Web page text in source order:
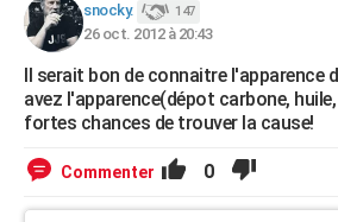
S'inscrire
Se connecter
Lycées
Collèges
Primaires
Universités
Entreprises
Service militaire
Avis de recherche
AVIS DE DÉCÈS
FORUM
Bricolage
Lifestyle
Culture
Sport
Auto
Television
Voyage
Cinema
snocky. 147
26 oct. 2012 à 20:43
Il serait bon de connaitre l'apparence
avez l'apparence(dépot carbone, huile,
fortes chances de trouver la cause!
Commenter 0